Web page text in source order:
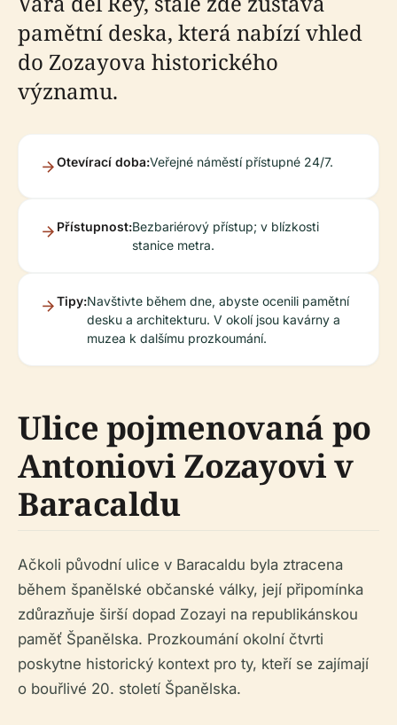
pamětní deska, která nabízí vhled
do Zozayova historického
významu.
Otevírací doba:Veřejné náměstí přístupné 24/7.
Přístupnost:Bezbariérový přístup; v blízkosti
stanice metra.
Tipy:Navštivte během dne, abyste ocenili pamětní
desku a architekturu. V okolí jsou kavárny a
muzea k dalšímu prozkoumání.
Ulice pojmenovaná po
Antoniovi Zozayovi v
Baracaldu
Ačkoli původní ulice v Baracaldu byla ztracena
během španělské občanské války, její připomínka
zdůrazňuje širší dopad Zozayi na republikánskou
paměť Španělska. Prozkoumání okolní čtvrti
poskytne historický kontext pro ty, kteří se zajímají
o bouřlivé 20. století Španělska.